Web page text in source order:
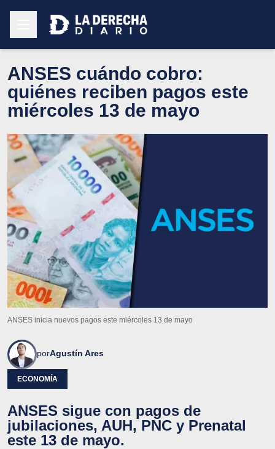
ANSES cuándo cobro:
quiénes reciben pagos este
miércoles 13 de mayo
ANSES inicia nuevos pagos este miércoles 13 de mayo
porAgustín Ares
ECONOMÍA
ANSES sigue con pagos de
jubilaciones, AUH, PNC y Prenatal
este 13 de mayo.